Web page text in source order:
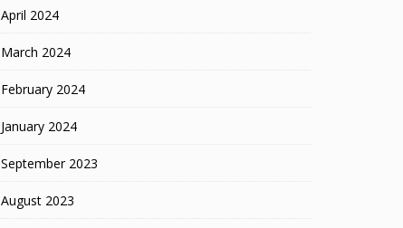
April 2024
March 2024
February 2024
January 2024
September 2023
August 2023